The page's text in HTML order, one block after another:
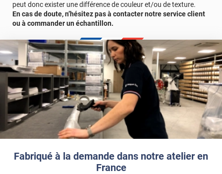
Fabriqué à la demande dans notre atelier en
France
peut donc exister une différence de couleur et/ou de texture.
En cas de doute, n’hésitez pas à contacter notre service client
ou à commander un échantillon.